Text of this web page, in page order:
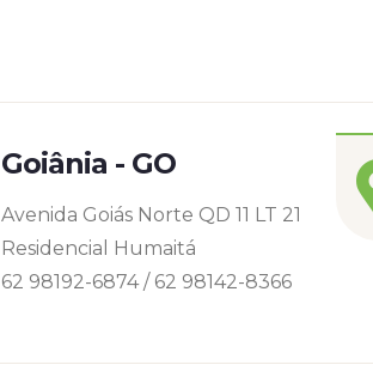
Goiânia - GO
Avenida Goiás Norte QD 11 LT 21
Residencial Humaitá
62 98192-6874 / 62 98142-8366